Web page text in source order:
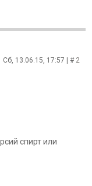
Сб, 13.06.15, 17:57 | # 2
спирт или